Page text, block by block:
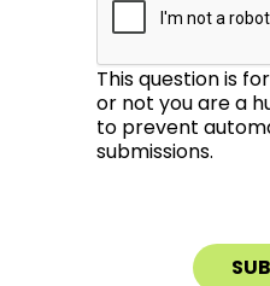
This question is
or not you are a
to prevent
submissions.